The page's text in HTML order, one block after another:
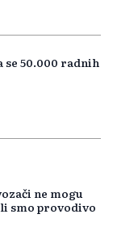
se 50.000 radnih
ne mogu
smo provodivo